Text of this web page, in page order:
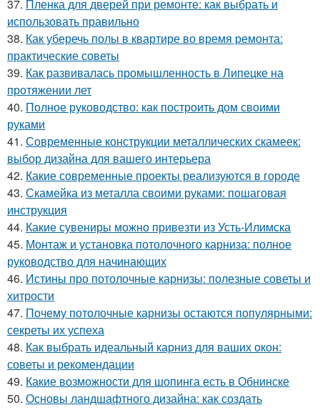
37. Пленка для дверей при ремонте: как выбрать и
использовать правильно
38. Как уберечь полы в квартире во время ремонта:
практические советы
39. Как развивалась промышленность в Липецке на
протяжении лет
40. Полное руководство: как построить дом своими
руками
41. Современные конструкции металлических скамеек:
выбор дизайна для вашего интерьера
42. Какие современные проекты реализуются в городе
43. Скамейка из металла своими руками: пошаговая
инструкция
44. Какие сувениры можно привезти из Усть-Илимска
45. Монтаж и установка потолочного карниза: полное
руководство для начинающих
46. Истины про потолочные карнизы: полезные советы и
хитрости
47. Почему потолочные карнизы остаются популярными:
секреты их успеха
48. Как выбрать идеальный карниз для ваших окон:
советы и рекомендации
49. Какие возможности для шопинга есть в Обнинске
50. Основы ландшафтного дизайна: как создать